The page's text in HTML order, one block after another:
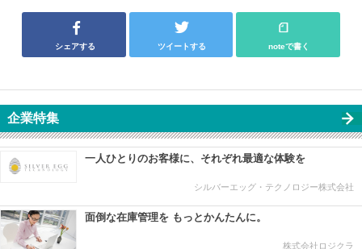
シェアする ツイートする noteで書く
企業特集
一人ひとりのお客様に、それぞれ最適な体験を
シルバーエッグ・テクノロジー株式会社
面倒な在庫管理を もっとかんたんに。
株式会社ロジクラ